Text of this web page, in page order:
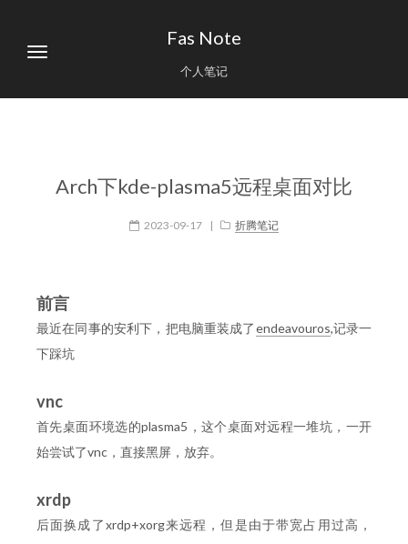
Fas Note
个人笔记
Arch下kde-plasma5远程桌面对比
2023-09-17 | 折腾笔记
前言
最近在同事的安利下，把电脑重装成了endeavouros,记录一
下踩坑
vnc
首先桌面环境选的plasma5，这个桌面对远程一堆坑，一开
始尝试了vnc，直接黑屏，放弃。
xrdp
后面换成了xrdp+xorg来远程，但是由于带宽占用过高，